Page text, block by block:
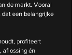
de markt. Vooral
dat een belangrijke
profiteert
aflossing én